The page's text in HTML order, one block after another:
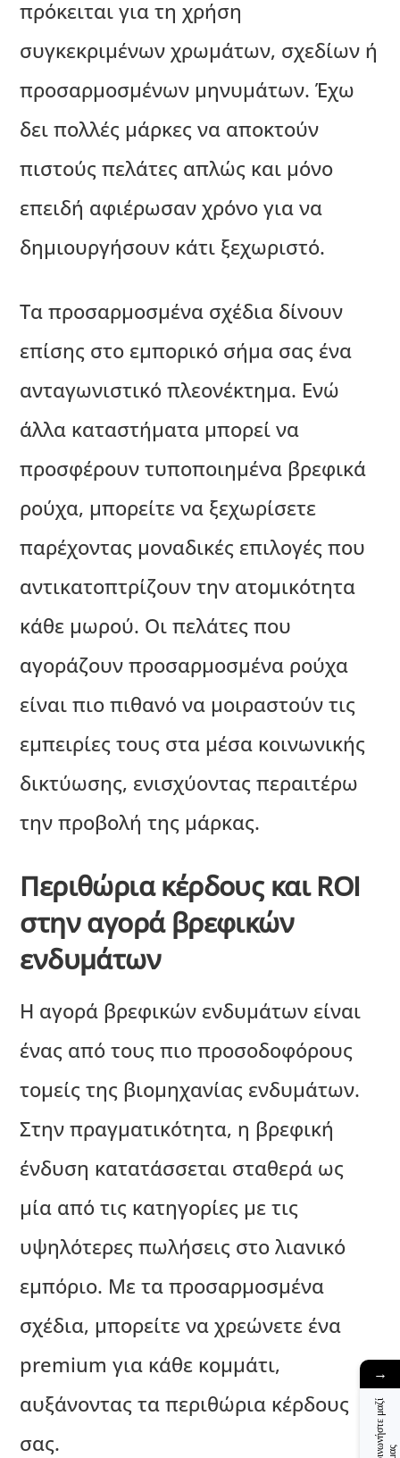
πρόκειται για τη χρήση
συγκεκριμένων χρωμάτων, σχεδίων ή
προσαρμοσμένων μηνυμάτων. Έχω
δει πολλές μάρκες να αποκτούν
πιστούς πελάτες απλώς και μόνο
επειδή αφιέρωσαν χρόνο για να
δημιουργήσουν κάτι ξεχωριστό.
Τα προσαρμοσμένα σχέδια δίνουν
επίσης στο εμπορικό σήμα σας ένα
ανταγωνιστικό πλεονέκτημα. Ενώ
άλλα καταστήματα μπορεί να
προσφέρουν τυποποιημένα βρεφικά
ρούχα, μπορείτε να ξεχωρίσετε
παρέχοντας μοναδικές επιλογές που
αντικατοπτρίζουν την ατομικότητα
κάθε μωρού. Οι πελάτες που
αγοράζουν προσαρμοσμένα ρούχα
είναι πιο πιθανό να μοιραστούν τις
εμπειρίες τους στα μέσα κοινωνικής
δικτύωσης, ενισχύοντας περαιτέρω
την προβολή της μάρκας.
Περιθώρια κέρδους και ROI
στην αγορά βρεφικών
ενδυμάτων
Η αγορά βρεφικών ενδυμάτων είναι
ένας από τους πιο προσοδοφόρους
τομείς της βιομηχανίας ενδυμάτων.
Στην πραγματικότητα, η βρεφική
ένδυση κατατάσσεται σταθερά ως
μία από τις κατηγορίες με τις
υψηλότερες πωλήσεις στο λιανικό
εμπόριο. Με τα προσαρμοσμένα
σχέδια, μπορείτε να χρεώνετε ένα
premium για κάθε κομμάτι,
αυξάνοντας τα περιθώρια κέρδους
σας.
→
Ε
π
ι
κ
ο
ι
ν ω
ν
ή
σ
τ
ε
μ
α
ζ
ί
μ
α ς